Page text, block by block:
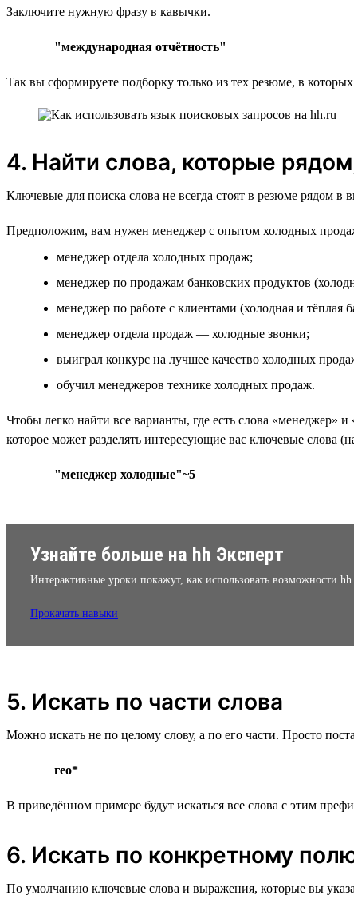
Заключите нужную фразу в кавычки.
"международная отчётность"
Так вы сформируете подборку только из тех резюме, в
4. Найти слова, которые
Ключевые для поиска слова не всегда стоят в резюме рядом
Предположим, вам нужен менеджер с опытом холодных
менеджер отдела холодных продаж;
менеджер по продажам банковских продуктов
менеджер по работе с клиентами (холодная и тёплая
менеджер отдела продаж — холодные звонки;
выиграл конкурс на лучшее качество холодных
обучил менеджеров технике холодных продаж.
Чтобы легко найти все варианты, где есть слова «менеджер»
которое может разделять интересующие вас ключевые слова
"менеджер холодные"~5
Узнайте больше на hh Эксперт
Интерактивные уроки покажут, как использовать возможности
Прокачать навыки
5. Искать по части слова
Можно искать не по целому слову, а по его части. Просто
гео*
В приведённом примере будут искаться все слова с этим
6. Искать по конкретному
По умолчанию ключевые слова и выражения, которые вы